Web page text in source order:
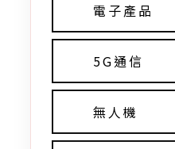
電子產品
5G通信
無人機